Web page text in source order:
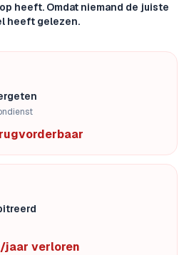
heeft. Omdat niemand de juiste
heeft gelezen.
jaar verloren